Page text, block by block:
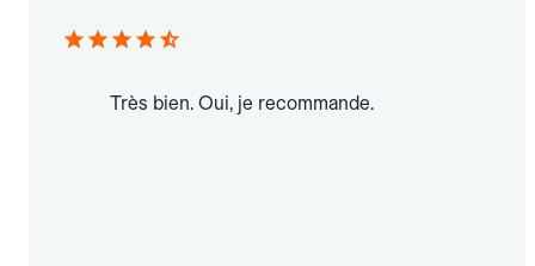
Très bien. Oui, je recommande.